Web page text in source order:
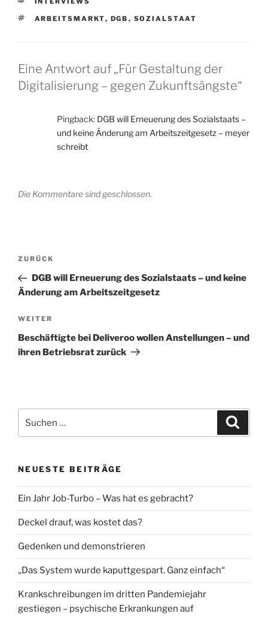
SCHLAGWÖRTER
ARBEITSMARKT, DGB , SOZIALSTAAT
Eine Antwort auf „Für Gestaltung der
Digitalisierung – gegen Zukunftsängste“
Pingback: DGB will Erneuerung des Sozialstaats –
und keine Änderung am Arbeitszeitgesetz – meyer
schreibt
Die Kommentare sind geschlossen.
Beitrags-
Vorheriger
Beitrag
ZURÜCK
DGB will Erneuerung des Sozialstaats – und keine
Änderung am Arbeitszeitgesetz
Nächster
Beitrag
WEITER
Beschäftigte bei Deliveroo wollen Anstellungen – und
ihren Betriebsrat zurück
nach:
NEUESTE BEITRÄGE
Ein Jahr Job-Turbo – Was hat es gebracht?
Deckel drauf, was kostet das?
Gedenken und demonstrieren
„Das System wurde kaputtgespart. Ganz einfach“
Krankschreibungen im dritten Pandemiejahr
gestiegen – psychische Erkrankungen auf